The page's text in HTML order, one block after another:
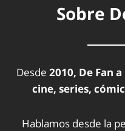
Sobre
Desde 2010, De Fan a
cine, series,
Hablamos desde la